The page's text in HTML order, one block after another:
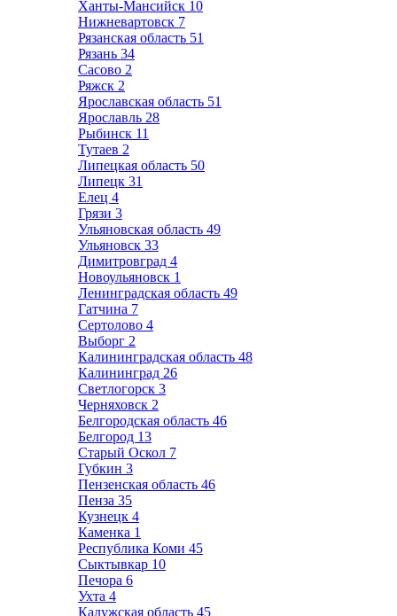
Ханты-Мансийск 10
Нижневартовск 7
Рязанская область 51
Рязань 34
Сасово 2
Ряжск 2
Ярославская область 51
Ярославль 28
Рыбинск 11
Тутаев 2
Липецкая область 50
Липецк 31
Елец 4
Грязи 3
Ульяновская область 49
Ульяновск 33
Димитровград 4
Новоульяновск 1
Ленинградская область 49
Гатчина 7
Сертолово 4
Выборг 2
Калининградская область 48
Калининград 26
Светлогорск 3
Черняховск 2
Белгородская область 46
Белгород 13
Старый Оскол 7
Губкин 3
Пензенская область 46
Пенза 35
Кузнецк 4
Каменка 1
Республика Коми 45
Сыктывкар 10
Печора 6
Ухта 4
Калужская область 45